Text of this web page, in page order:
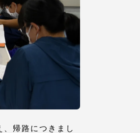
帰路につきまし
わせ
向け情報